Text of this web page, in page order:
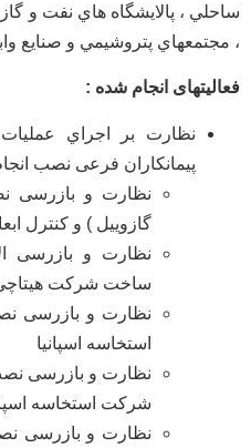
ساحلي ، پالايشگاه هاي نفت و
، مجتمعهاي پتروشيمي و صنايع
فعالیتهای انجام شده :
نظارت بر اجراي
پيمانكاران فرعی نصب
نظارت و
گازوییل ) و کنترل
ساخت شرکت
نظارت و بازرسی
استخاسه اسپانیا
نظارت و بازرسی
شرکت استخاسه